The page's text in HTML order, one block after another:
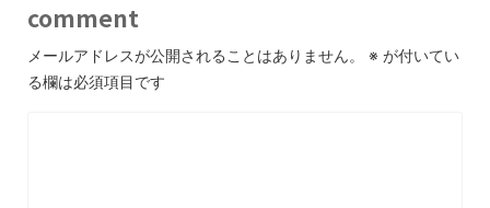
comment
メールアドレスが公開されることはありません。 ※ が付いてい
る欄は必須項目です